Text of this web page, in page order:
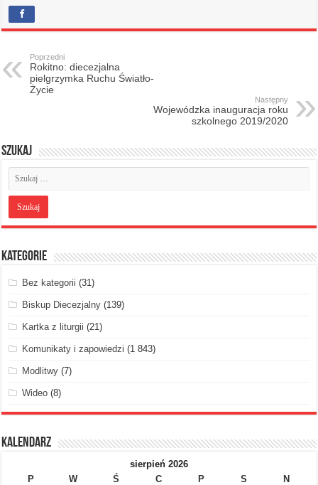
Poprzedni
Rokitno: diecezjalna
pielgrzymka Ruchu Światło-
Życie
Następny
Wojewódzka inauguracja roku
szkolnego 2019/2020
Szukaj
Kategorie
Bez kategorii (31)
Biskup Diecezjalny (139)
Kartka z liturgii (21)
Komunikaty i zapowiedzi (1 843)
Modlitwy (7)
Wideo (8)
Kalendarz
sierpień 2026
P
W Ś C P S
N